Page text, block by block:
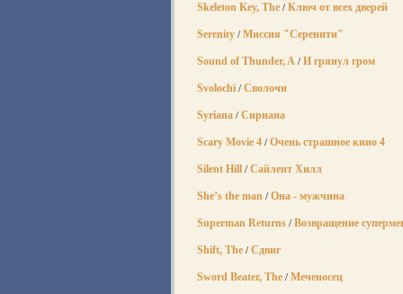
Skeleton Key, The / Ключ от всех дверей
Serenity / Миссия "Серенити"
Sound of Thunder, A / И грянул гром
Svolochi / Сволочи
Syriana / Сириана
Scary Movie 4 / Очень страшное кино 4
Silent Hill / Сайлент Хилл
She’s the man / Она - мужчина
Superman Returns / Возвращение
Shift, The / Сдвиг
Sword Beater, The / Меченосец